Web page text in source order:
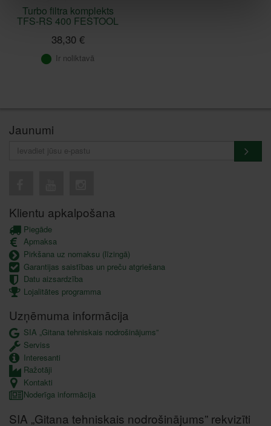
Turbo filtra komplekts
TFS-RS 400 FESTOOL
38,30 €
Ir noliktavā
Jaunumi
Klientu apkalpošana
Piegāde
Apmaksa
Pirkšana uz nomaksu (līzingā)
Garantijas saistības un preču atgriešana
Datu aizsardzība
Lojalitātes programma
Uzņēmuma informācija
SIA „Gitana tehniskais nodrošinājums”
Serviss
Interesanti
Ražotāji
Kontakti
Noderīga informācija
SIA „Gitana tehniskais nodrošinājums” rekvizīti